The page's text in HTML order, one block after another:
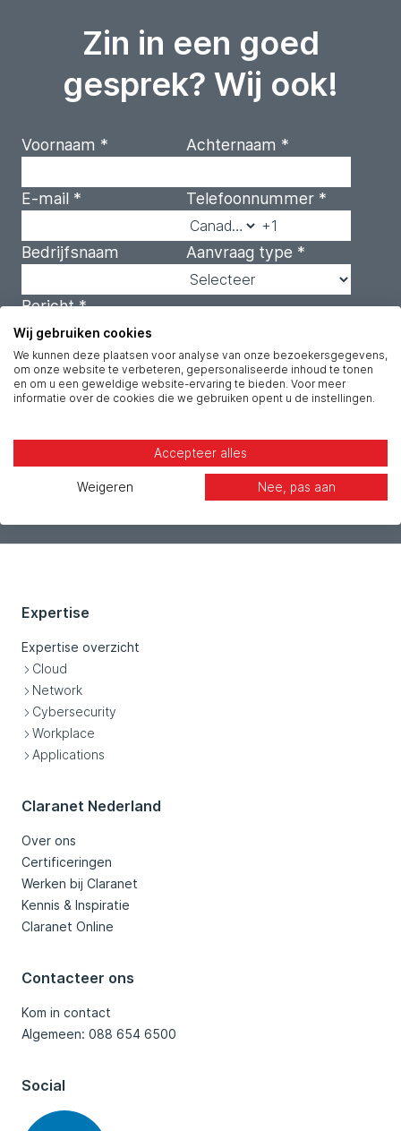
Zin in een goed
gesprek? Wij ook!
Voornaam * Achternaam *
E-mail * Telefoonnummer *
Bedrijfsnaam Aanvraag type *
Bericht*
Verzenden
Expertise
Expertise overzicht
Cloud
Network
Cybersecurity
Workplace
Applications
Claranet Nederland
Over ons
Certificeringen
Werken bij Claranet
Kennis & Inspiratie
Claranet Online
Contacteer ons
Kom in contact
Algemeen: 088 654 6500
Social
Wij gebruiken cookies
We kunnen deze plaatsen voor analyse van onze bezoekersgegevens,
om onze website te verbeteren, gepersonaliseerde inhoud te tonen
en om u een geweldige website-ervaring te bieden. Voor meer
informatie over de cookies die we gebruiken opent u de instellingen.
Accepteer alles
Weigeren Nee, pas aan